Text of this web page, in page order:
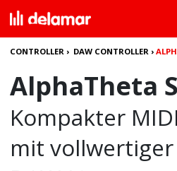
CONTROLLER › DAW CONTROLLER ›
AlphaTheta
Kompakter
mit